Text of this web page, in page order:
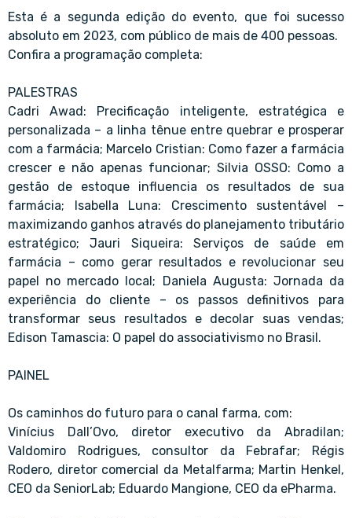
Esta é a segunda edição do evento, que foi sucesso
absoluto em 2023, com público de mais de 400 pessoas.
Confira a programação completa:
PALESTRAS
Cadri Awad: Precificação inteligente, estratégica e
personalizada – a linha tênue entre quebrar e prosperar
com a farmácia; Marcelo Cristian: Como fazer a farmácia
crescer e não apenas funcionar; Silvia OSSO: Como a
gestão de estoque influencia os resultados de sua
farmácia; Isabella Luna: Crescimento sustentável –
maximizando ganhos através do planejamento tributário
estratégico; Jauri Siqueira: Serviços de saúde em
farmácia – como gerar resultados e revolucionar seu
papel no mercado local; Daniela Augusta: Jornada da
experiência do cliente – os passos definitivos para
transformar seus resultados e decolar suas vendas;
Edison Tamascia: O papel do associativismo no Brasil.
PAINEL
Os caminhos do futuro para o canal farma, com:
Vinícius Dall’Ovo, diretor executivo da Abradilan;
Valdomiro Rodrigues, consultor da Febrafar; Régis
Rodero, diretor comercial da Metalfarma; Martin Henkel,
CEO da SeniorLab; Eduardo Mangione, CEO da ePharma.